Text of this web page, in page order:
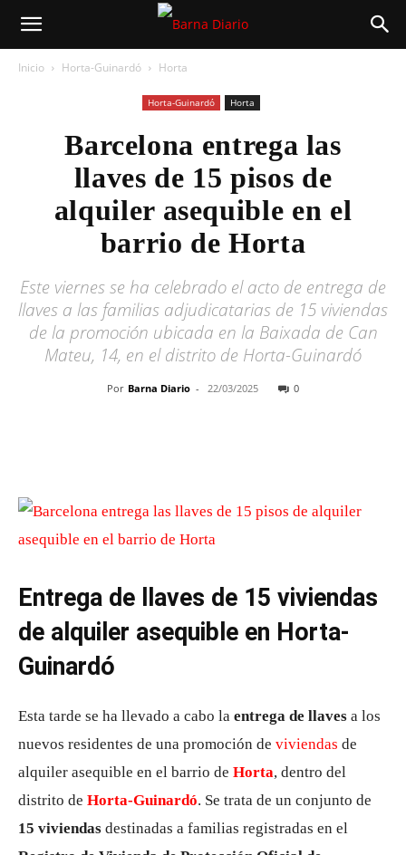
Inicio Horta-Guinardó Horta
Horta-Guinardó Horta
Barcelona entrega las
llaves de 15 pisos de
alquiler asequible en el
barrio de Horta
Este viernes se ha celebrado el acto de entrega de
llaves a las familias adjudicatarias de 15 viviendas
de la promoción ubicada en la Baixada de Can
Mateu, 14, en el distrito de Horta-Guinardó
Por Barna Diario - 22/03/2025 0
Entrega de llaves de 15 viviendas
de alquiler asequible en Horta-
Guinardó
Esta tarde se ha llevado a cabo la entrega de llaves a los
nuevos residentes de una promoción de viviendas de
alquiler asequible en el barrio de Horta, dentro del
distrito de Horta-Guinardó. Se trata de un conjunto de
15 viviendas destinadas a familias registradas en el